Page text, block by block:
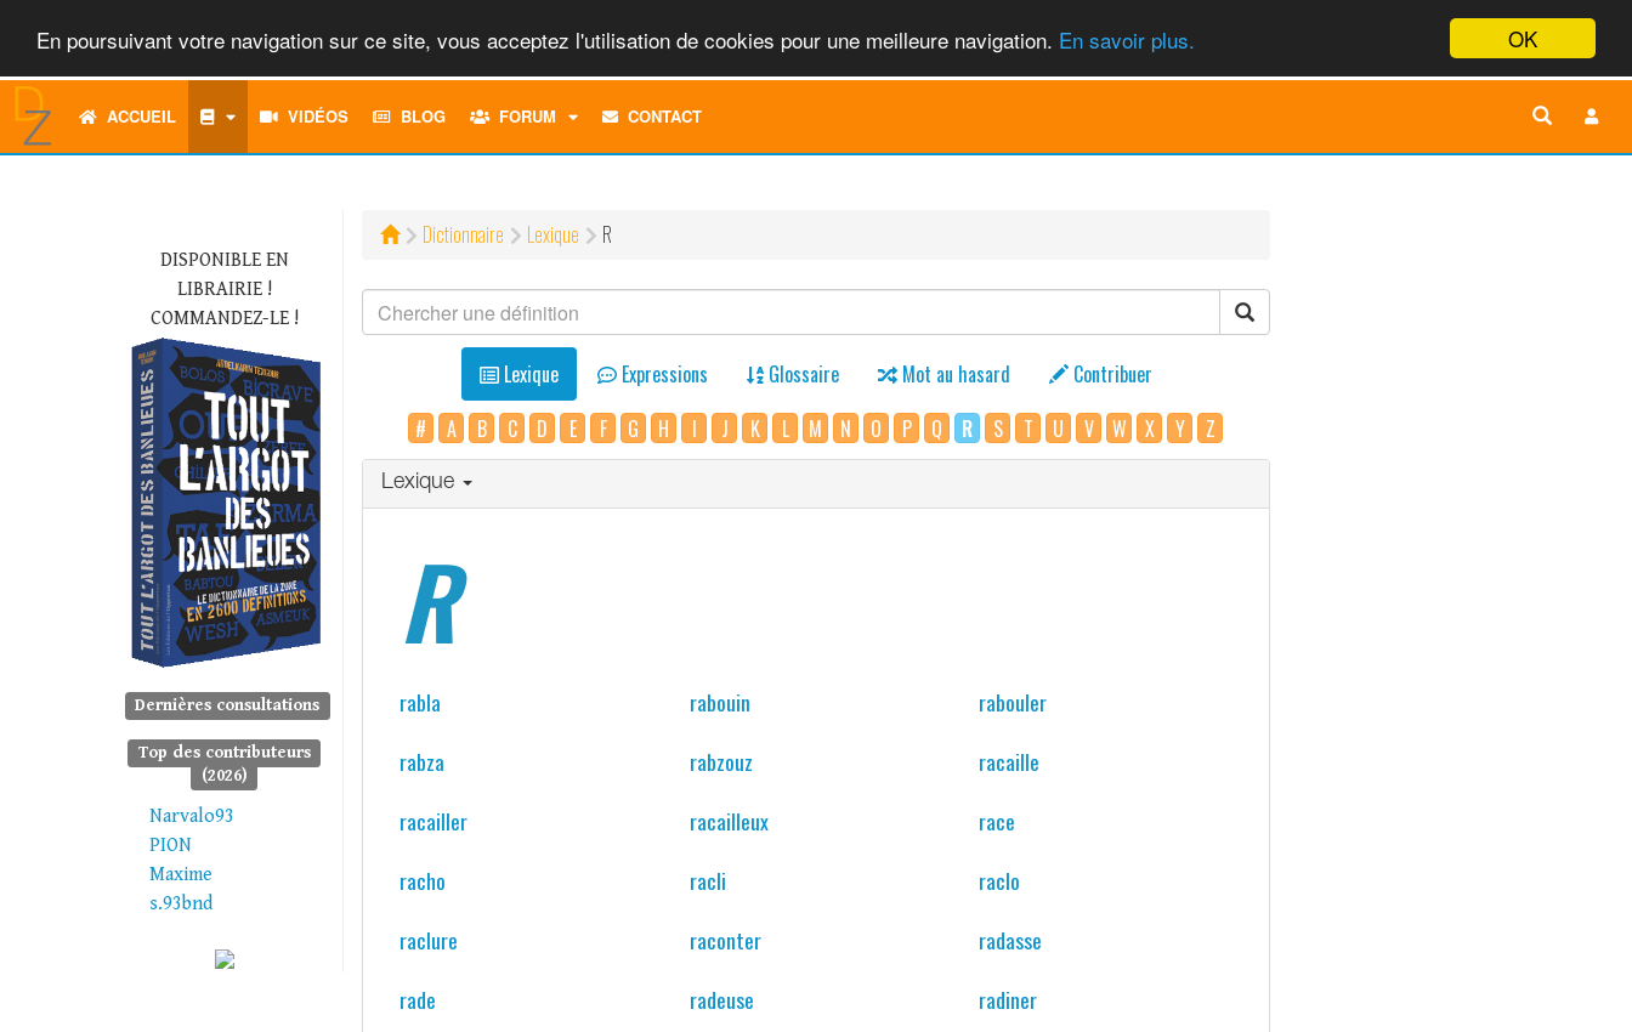
OK
En poursuivant votre navigation sur ce site, vous acceptez l'utilisation de cookies pour une meilleure navigation. En savoir plus.
ACCUEIL VIDÉOS BLOG FORUM
TOGGLECONTACT
DISPONIBLE EN
LIBRAIRIE !
COMMANDEZ-LE !
Dernières consultations
Top des contributeurs
(2026)
Narvalo93
PION
Maxime
s.93bnd
Dictionnaire Lexique R
Lexique Expressions Glossaire Mot au hasard
Contribuer
#
A B C D E F G H I J K L M N O P Q R S T U V W X Y Z
Lexique
R
rabla rabouin
rabouler
rabza
rabzouz
racaille
racailler
racailleux
race
racho
racli
raclo
raclure
raconter
radasse
rade
radeuse
radiner